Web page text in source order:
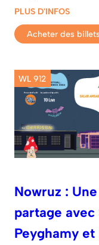
PLUS D'INFOS
Acheter des billets
WL 912
Nowruz :
partage avec
Peyghamy